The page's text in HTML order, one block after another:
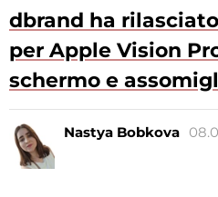
dbrand ha
per Apple Vision
schermo e
Nastya Bobkova